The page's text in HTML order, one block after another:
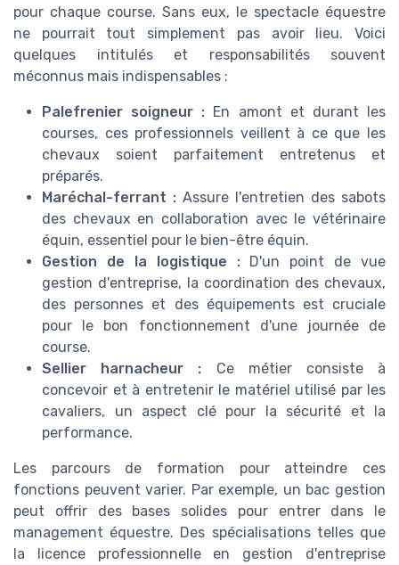
pour chaque course. Sans eux, le spectacle équestre
ne pourrait tout simplement pas avoir lieu. Voici
quelques intitulés et responsabilités souvent
méconnus mais indispensables :
Palefrenier soigneur : En amont et durant les
courses, ces professionnels veillent à ce que les
chevaux soient parfaitement entretenus et
préparés.
Maréchal-ferrant : Assure l'entretien des sabots
des chevaux en collaboration avec le vétérinaire
équin, essentiel pour le bien-être équin.
Gestion de la logistique :D'un point de vue
gestion d'entreprise, la coordination des chevaux,
des personnes et des équipements est cruciale
pour le bon fonctionnement d'une journée de
course.
Sellier harnacheur : Ce métier consiste à
concevoir et à entretenir le matériel utilisé par les
cavaliers, un aspect clé pour la sécurité et la
performance.
Les parcours de formation pour atteindre ces
fonctions peuvent varier. Par exemple, un bac gestion
peut offrir des bases solides pour entrer dans le
management équestre. Des spécialisations telles que
la licence professionnelle en gestion d'entreprise